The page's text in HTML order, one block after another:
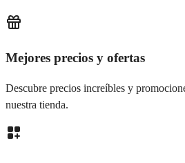
Mejores precios y ofertas
Descubre precios increíbles y
nuestra tienda.